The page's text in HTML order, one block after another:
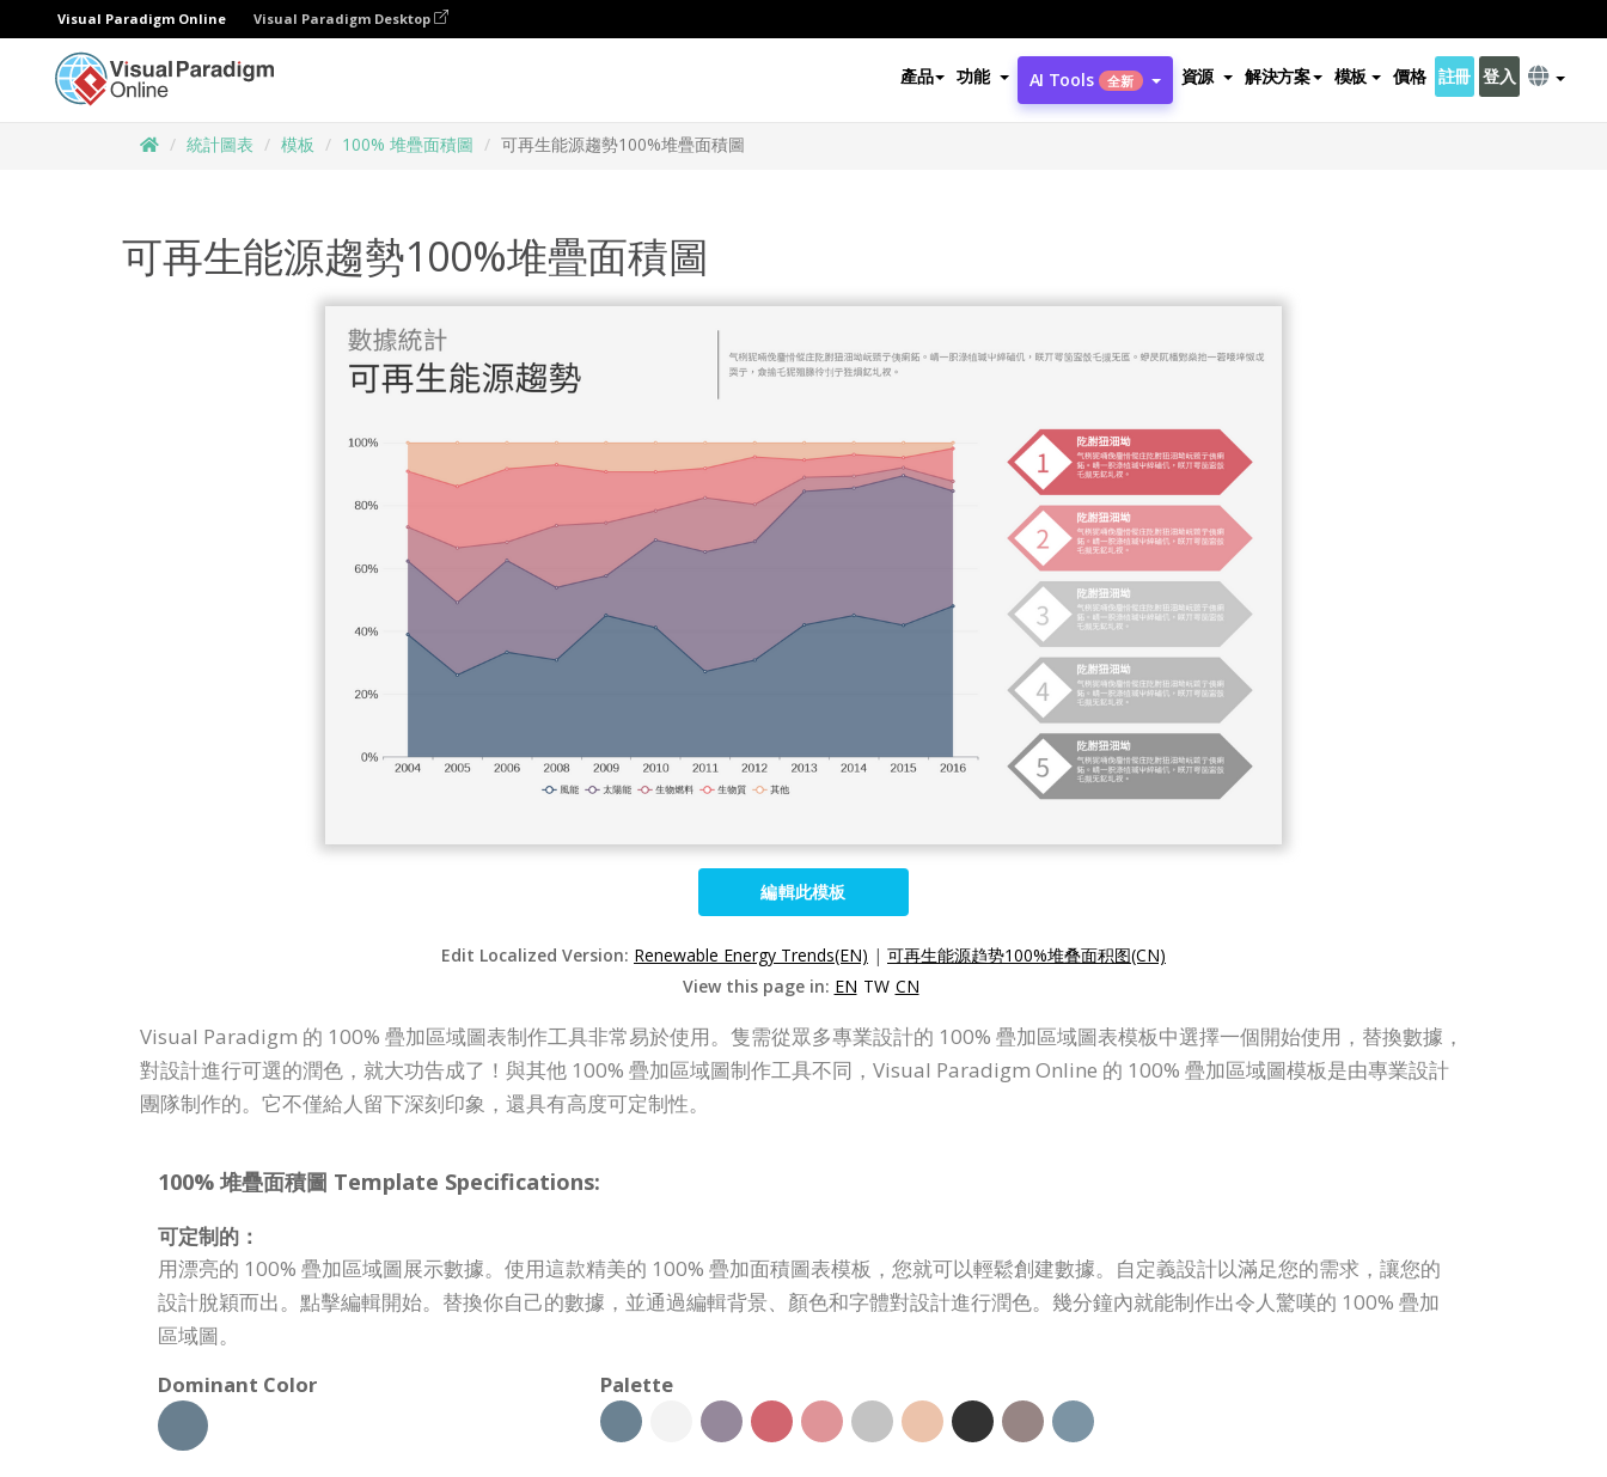
Visual Paradigm Online Visual Paradigm Desktop
產品 功能 AI Tools 全新 資源 解決方案 模板 價格 註冊 登入
統計圖表 模板 100% 堆疊面積圖 可再生能源趨勢100%堆疊面積圖
可再生能源趨勢100%堆疊面積圖
編輯此模板
Edit Localized Version: Renewable Energy Trends(EN) | 可再生能源趋势100%堆叠面积图(CN)
View this page in: EN TW CN
Visual Paradigm 的 100% 疊加區域圖表制作工具非常易於使用。隻需從眾多專業設計的 100% 疊加區域圖表模板中選擇一個開始使用，替換數據，
對設計進行可選的潤色，就大功告成了！與其他 100% 疊加區域圖制作工具不同，Visual Paradigm Online 的 100% 疊加區域圖模板是由專業設計
團隊制作的。它不僅給人留下深刻印象，還具有高度可定制性。
100% 堆疊面積圖 Template Specifications:
可定制的：
用漂亮的 100% 疊加區域圖展示數據。使用這款精美的 100% 疊加面積圖表模板，您就可以輕鬆創建數據。自定義設計以滿足您的需求，讓您的
設計脫穎而出。點擊編輯開始。替換你自己的數據，並通過編輯背景、顏色和字體對設計進行潤色。幾分鐘內就能制作出令人驚嘆的 100% 疊加
區域圖。
Dominant Color
Palette